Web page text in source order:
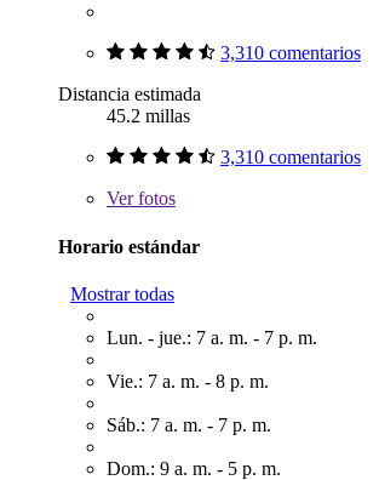
3,310 comentarios
Distancia estimada
45.2 millas
3,310 comentarios
Verfotos
Horario estándar
Mostrar todas
Lun. - jue.: 7 a. m. - 7 p. m.
Vie.: 7 a. m. - 8 p. m.
Sáb.: 7 a. m. - 7 p. m.
Dom.: 9 a. m. - 5 p. m.